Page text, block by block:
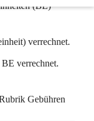
(BE)
verrechnet.
verrechnet.
Gebühren